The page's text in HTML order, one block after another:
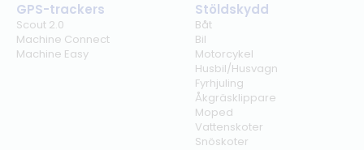
GPS-trackers
Scout 2.0
Machine Connect
Machine Easy
Stöldskydd
Båt
Bil
Motorcykel
Husbil/Husvagn
Fyrhjuling
Åkgräsklippare
Moped
Vattenskoter
Snöskoter